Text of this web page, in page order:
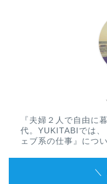
『夫婦２人で自由に
代。YUKITABIでは
ェブ系の仕事』につ
＼